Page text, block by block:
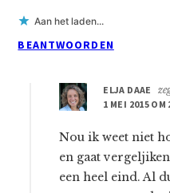
Aan het laden...
BEANTWOORDEN
ELJA DAAE
1 MEI 2015 OM
Nou ik weet niet
en gaat
een heel eind. Al